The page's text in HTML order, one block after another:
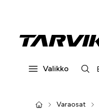
Valikko
Varaosat